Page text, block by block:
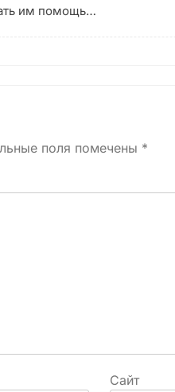
им помощь…
поля помечены *
Сайт